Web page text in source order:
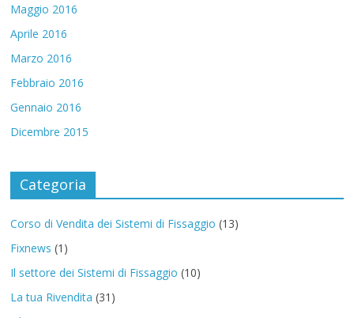
Maggio 2016
Aprile 2016
Marzo 2016
Febbraio 2016
Gennaio 2016
Dicembre 2015
Categoria
Corso di Vendita dei Sistemi di Fissaggio (13)
Fixnews (1)
Il settore dei Sistemi di Fissaggio (10)
La tua Rivendita (31)